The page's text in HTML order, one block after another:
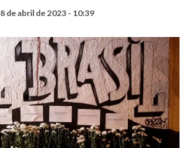
8 de abril de 2023 - 10:39